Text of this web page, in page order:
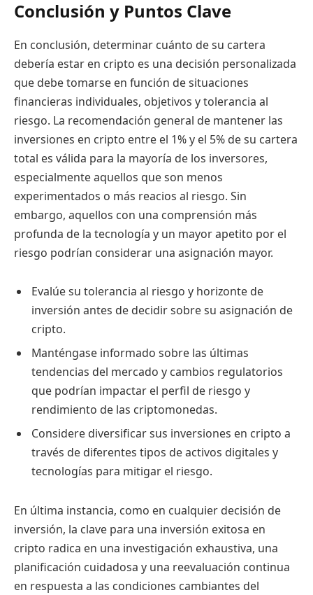
Conclusión y Puntos Clave
En conclusión, determinar cuánto de su cartera
debería estar en cripto es una decisión personalizada
que debe tomarse en función de situaciones
financieras individuales, objetivos y tolerancia al
riesgo. La recomendación general de mantener las
inversiones en cripto entre el 1% y el 5% de su cartera
total es válida para la mayoría de los inversores,
especialmente aquellos que son menos
experimentados o más reacios al riesgo. Sin
embargo, aquellos con una comprensión más
profunda de la tecnología y un mayor apetito por el
riesgo podrían considerar una asignación mayor.
Evalúe su tolerancia al riesgo y horizonte de
inversión antes de decidir sobre su asignación de
cripto.
Manténgase informado sobre las últimas
tendencias del mercado y cambios regulatorios
que podrían impactar el perfil de riesgo y
rendimiento de las criptomonedas.
Considere diversificar sus inversiones en cripto a
través de diferentes tipos de activos digitales y
tecnologías para mitigar el riesgo.
En última instancia, como en cualquier decisión de
inversión, la clave para una inversión exitosa en
cripto radica en una investigación exhaustiva, una
planificación cuidadosa y una reevaluación continua
en respuesta a las condiciones cambiantes del